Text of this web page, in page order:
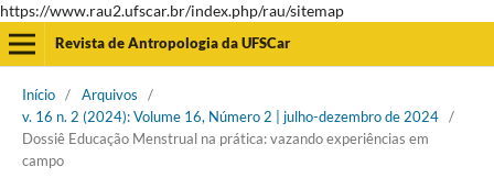
https://www.rau2.ufscar.br/index.php/rau/sitemap
Revista de Antropologia da UFSCar
Início / Arquivos
/
v. 16 n. 2 (2024): Volume 16, Número 2 | julho-dezembro de 2024 /
Dossiê Educação Menstrual na prática: vazando experiências em
campo